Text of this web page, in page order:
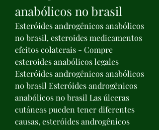
anabólicos no brasil
Esteróides androgênicos anabólicos
no brasil, esteroides medicamentos
efeitos colaterais - Compre
esteroides anabólicos legales
Esteróides androgênicos anabólicos
no brasil Esteróides androgênicos
anabólicos no brasil Las úlceras
cutáneas pueden tener diferentes
causas, esteróides androgênicos